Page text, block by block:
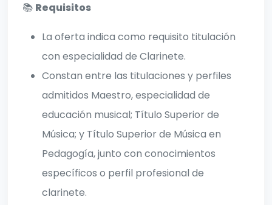
📚 Requisitos
La oferta indica como requisito titulación
con especialidad de Clarinete.
Constan entre las titulaciones y perfiles
admitidos Maestro, especialidad de
educación musical; Título Superior de
Música; y Título Superior de Música en
Pedagogía, junto con conocimientos
específicos o perfil profesional de
clarinete.